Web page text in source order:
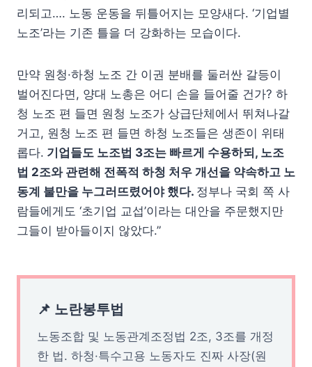
리되고…. 노동 운동을 뒤틀어지는 모양새다. ‘기업별
노조’라는 기존 틀을 더 강화하는 모습이다.
만약 원청·하청 노조 간 이권 분배를 둘러싼 갈등이
벌어진다면, 양대 노총은 어디 손을 들어줄 건가? 하
청 노조 편 들면 원청 노조가 상급단체에서 뛰쳐나갈
거고, 원청 노조 편 들면 하청 노조들은 생존이 위태
롭다. 기업들도 노조법 3조는 빠르게 수용하되, 노조
법 2조와 관련해 전폭적 하청 처우 개선을 약속하고 노
동계 불만을 누그러뜨렸어야 했다. 정부나 국회 쪽 사
람들에게도 ‘초기업 교섭’이라는 대안을 주문했지만
그들이 받아들이지 않았다.”
📌 노란봉투법
노동조합 및 노동관계조정법 2조, 3조를 개정
한 법. 하청·특수고용 노동자도 진짜 사장(원